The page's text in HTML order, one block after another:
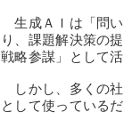
生成ＡＩは「問い
り、課題解決策の
戦略参謀」として
しかし、多くの社
として使っている